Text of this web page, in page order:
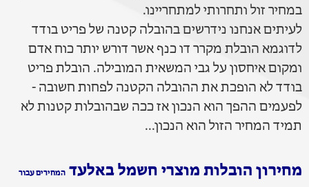
במחיר זול ותחרותי למתחריינו.
לעיתים אנחנו נידרשים בהובלה קטנה של פריט בודד
לדוגמא הובלת מקרר דו כנף אשר דורש יותר כוח אדם
ומקום איחסון על גבי המשאית המובילה. הובלת פריט
בודד לא הופכת את ההובלה הקטנה לפחות חשובה -
לפעמים ההפך הוא הנכון אז ככה שבהובלות קטנות לא
תמיד המחיר הזול הוא הנכון...
מחירון הובלות מוצרי חשמל באלעד המחירים עבור